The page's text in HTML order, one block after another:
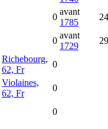
0
avant
1785
0
avant
1729
Richebourg,
62, Fr
0
Violaines,
62, Fr
0
0